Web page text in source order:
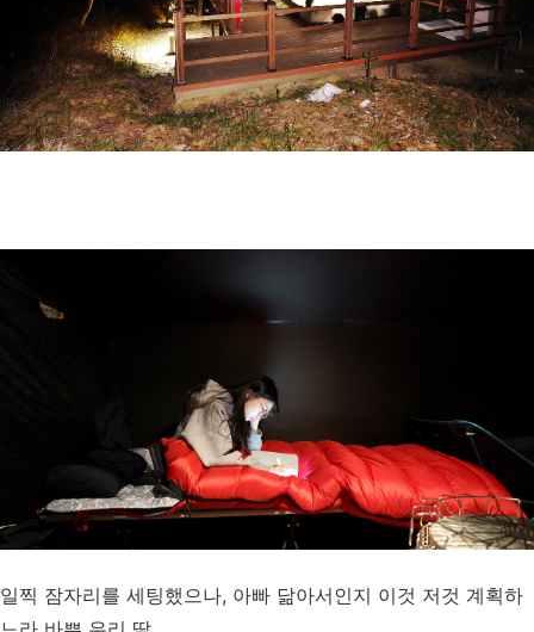
일찍 잠자리를 세팅했으나, 아빠 닮아서인지 이것 저것 계획하